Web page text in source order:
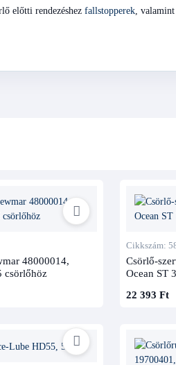
előtti rendezéshez fallstopperek , valamint
48000014,
csörlőhöz
Cikkszám:
Csörlő-
Ocean ST
22 393 Ft